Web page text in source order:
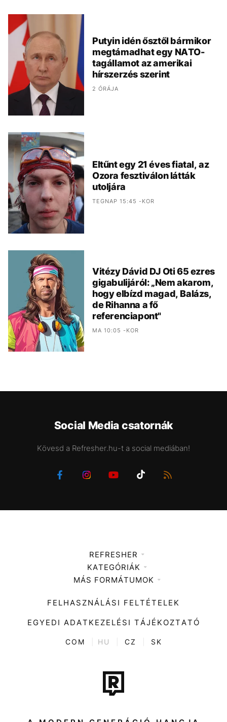
Putyin idén ősztől bármikor
megtámadhat egy NATO-
tagállamot az amerikai
hírszerzés szerint
2 ÓRÁJA
Eltűnt egy 21 éves fiatal, az
Ozora fesztiválon látták
utoljára
TEGNAP 15:45 -KOR
Vitézy Dávid DJ Oti 65 ezres
gigabulijáról: „Nem akarom,
hogy elbízd magad, Balázs,
de Rihanna a fő
referenciapont"
MA 10:05 -KOR
Social Media csatornák
Kövesd a Refresher.hu-t a social mediában!
REFRESHER
Médiaajánlat
KATEGÓRIÁK
Zene
Divat
Kultúra
ENTR
Tech-Tudomány
Sport
Társadalom
MÁS FORMÁTUMOK
FELHASZNÁLÁSI FELTÉTELEK
EGYEDI ADATKEZELÉSI TÁJÉKOZTATÓ
COM HU CZ SK